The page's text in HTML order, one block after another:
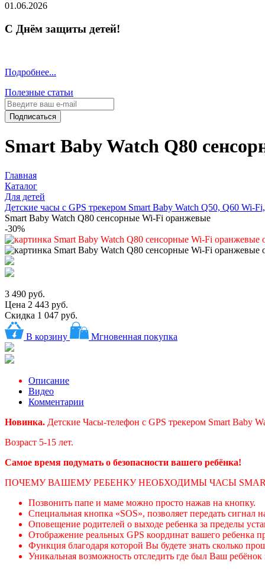
01.06.2026
С Днём защиты детей!
Подробнее...
Полезные статьи
Подписаться
Smart Baby Watch Q80
Главная
Каталог
Для детей
Детские часы с GPS трекером Smart Baby Watch Q50, Q60 Wi-
Smart Baby Watch Q80 сенсорные Wi-Fi оранжевые
-30%
3 490 руб.
Цена 2 443 руб.
Скидка 1 047 руб.
В корзину Мгновенная покупка
Описание
Видео
Комментарии
Новинка. Детские Часы-телефон с GPS трекером Smart Baby
Возраст 5-15 лет.
Самое время подумать о безопасности вашего ребёнка!
ПОЧЕМУ ВАШЕМУ РЕБЕНКУ НЕОБХОДИМЫ ЧАСЫ SMART
Позвонить папе и маме можно просто нажав на кнопку.
Специальная кнопка «SOS», позволяет передать сигнал
Оповещение родителей о выходе ребенка за пределы
Отображение реальных GPS координат вашего ребенка
Функция благодаря которой Вы будете знать сколько
Уникальная возможность отследить где был Ваш ребёнок